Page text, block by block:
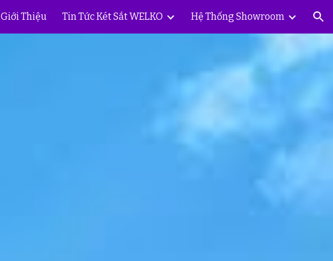
Skip to navigation
Giới Thiệu Tin Tức Két Sắt WELKO Hệ Thống Showroom